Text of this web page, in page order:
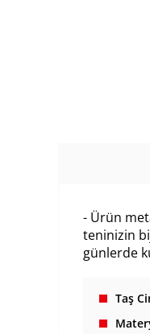
- Ürün
teninizin
günlerde
Taş